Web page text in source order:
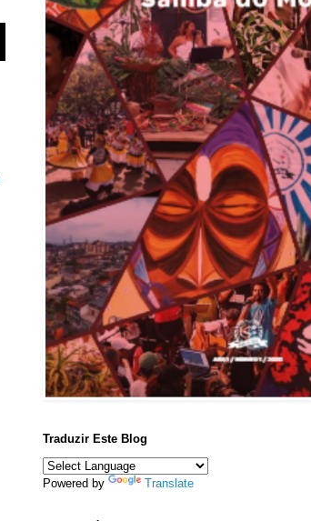
Traduzir Este Blog
Powered by Translate